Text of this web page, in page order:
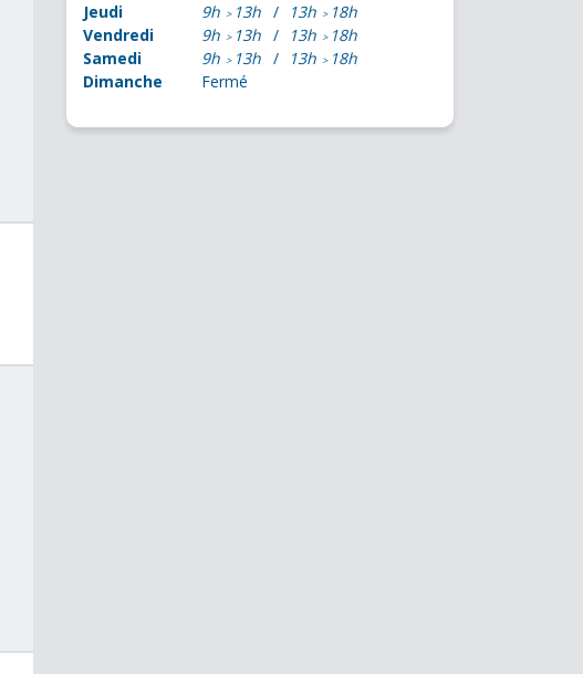
Jeudi
9h 13h 13h
18h
Vendredi
9h 13h 13h
18h
Samedi
9h 13h 13h
18h
Dimanche
Fermé